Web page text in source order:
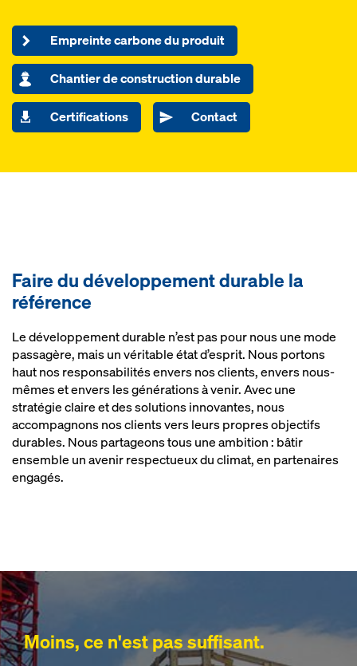
Empreinte carbone du produit
Chantier de construction durable
Certifications Contact
Faire du développement durable la
référence
Le développement durable n’est pas pour nous une mode
passagère, mais un véritable état d’esprit. Nous portons
haut nos responsabilités envers nos clients, envers nous-
mêmes et envers les générations à venir. Avec une
stratégie claire et des solutions innovantes, nous
accompagnons nos clients vers leurs propres objectifs
durables. Nous partageons tous une ambition : bâtir
ensemble un avenir respectueux du climat, en partenaires
engagés.
Moins, ce n'est pas suffisant.